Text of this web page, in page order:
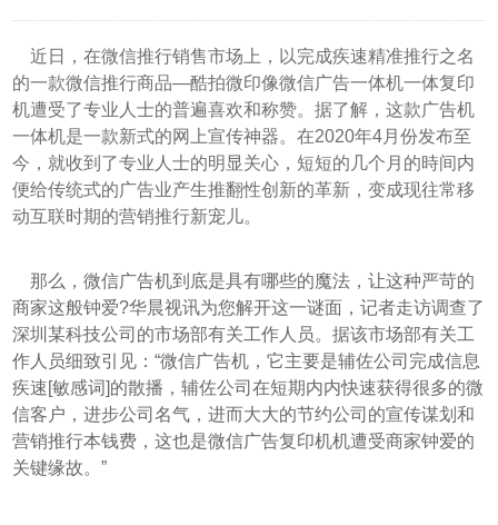
近日，在微信推行销售市场上，以完成疾速精准推行之名
的一款微信推行商品—酷拍微印像微信广告一体机一体复印
机遭受了专业人士的普遍喜欢和称赞。据了解，这款广告机
一体机是一款新式的网上宣传神器。在2020年4月份发布至
今，就收到了专业人士的明显关心，短短的几个月的時间内
便给传统式的广告业产生推翻性创新的革新，变成现往常移
动互联时期的营销推行新宠儿。
那么，微信广告机到底是具有哪些的魔法，让这种严苛的
商家这般钟爱?华晨视讯为您解开这一谜面，记者走访调查了
深圳某科技公司的市场部有关工作人员。据该市场部有关工
作人员细致引见：“微信广告机，它主要是辅佐公司完成信息
疾速[敏感词]的散播，辅佐公司在短期内内快速获得很多的微
信客户，进步公司名气，进而大大的节约公司的宣传谋划和
营销推行本钱费，这也是微信广告复印机机遭受商家钟爱的
关键缘故。”